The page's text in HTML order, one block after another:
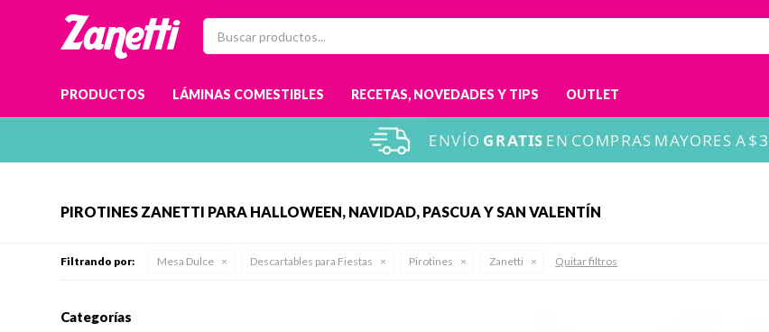
PRODUCTOS LÁMINAS COMESTIBLES RECETAS, NOVEDADES Y TIPS OUTLET
PIROTINES ZANETTI PARA HALLOWEEN, NAVIDAD, PASCUA Y SAN VALENTÍN
Filtrando por: Mesa Dulce Descartables para Fiestas Pirotines Zanetti Quitar filtros
Categorías